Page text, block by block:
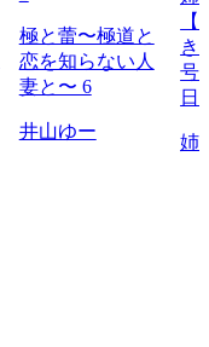
極と蕾〜極道と
恋を知らない人
妻と〜 6
井山ゆー
き
号
日
姉